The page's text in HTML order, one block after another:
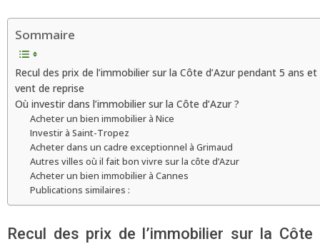
Sommaire
Recul des prix de l’immobilier sur la Côte d’Azur pendant 5 ans et
vent de reprise
Où investir dans l’immobilier sur la Côte d’Azur ?
Acheter un bien immobilier à Nice
Investir à Saint-Tropez
Acheter dans un cadre exceptionnel à Grimaud
Autres villes où il fait bon vivre sur la côte d’Azur
Acheter un bien immobilier à Cannes
Publications similaires :
Recul des prix de l’immobilier sur la Côte